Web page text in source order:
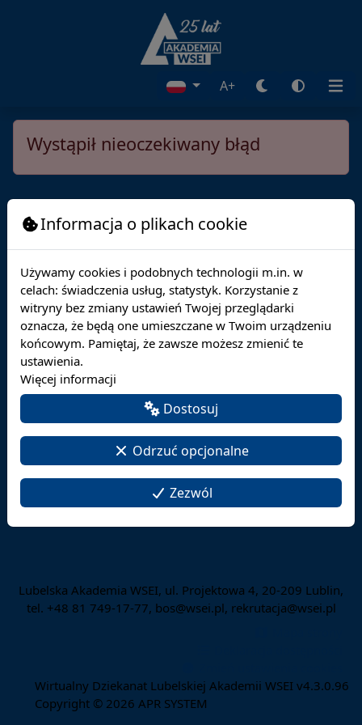
A+
Wystąpił nieoczekiwany błąd
Lubelska Akademia WSEI, ul. Projektowa 4, 20-209 Lublin,
tel. +48 81 749-17-77, bos@wsei.pl, rekrutacja@wsei.pl
Wirtualny Dziekanat Lubelskiej Akademii WSEI v4.3.0.96
Copyright © 2026 APR SYSTEM
Informacja o plikach cookie
Używamy cookies i podobnych technologii m.in. w
celach: świadczenia usług, statystyk. Korzystanie z
witryny bez zmiany ustawień Twojej przeglądarki
oznacza, że będą one umieszczane w Twoim urządzeniu
końcowym. Pamiętaj, że zawsze możesz zmienić te
ustawienia.
Więcej informacji
Dostosuj
Odrzuć opcjonalne
Zezwól